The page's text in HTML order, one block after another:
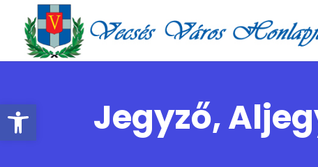
Eszköztár megnyitásaJegyző,